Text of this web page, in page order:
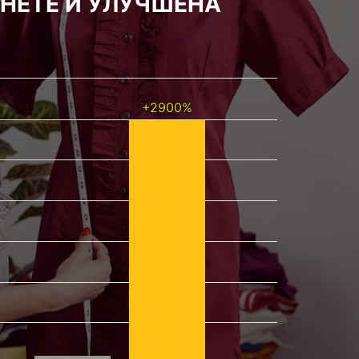
+2900%
+2900%